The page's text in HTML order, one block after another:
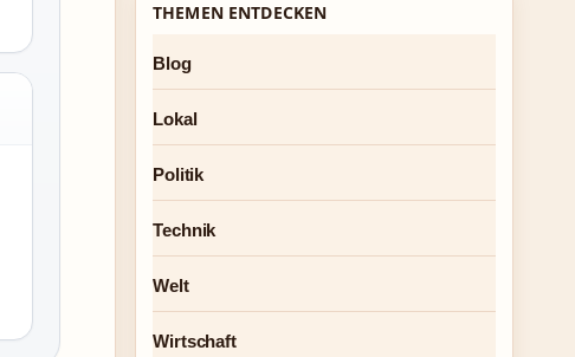
THEMEN ENTDECKEN
Blog
Lokal
Politik
Technik
Welt
Wirtschaft